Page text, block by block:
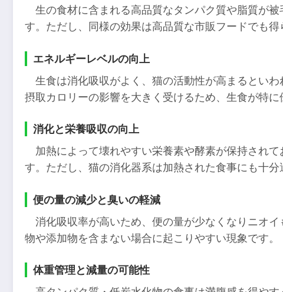
生の食材に含まれる高品質なタンパク質や脂質が
す。ただし、同様の効果は高品質な市販フードでも得
エネルギーレベルの向上
生食は消化吸収がよく、猫の活動性が高まるとい
摂取カロリーの影響を大きく受けるため、生食が特
消化と栄養吸収の向上
加熱によって壊れやすい栄養素や酵素が保持され
す。ただし、猫の消化器系は加熱された食事にも十分
便の量の減少と臭いの軽減
消化吸収率が高いため、便の量が少なくなりニオ
物や添加物を含まない場合に起こりやすい現象です。
体重管理と減量の可能性